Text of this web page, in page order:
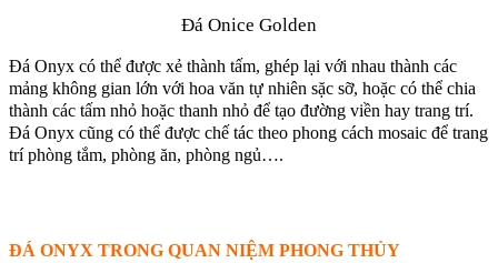
Đá Onice Golden
Đá Onyx có thể được xẻ thành tấm, ghép lại với nhau thành các
mảng không gian lớn với hoa văn tự nhiên sặc sỡ, hoặc có thể chia
thành các tấm nhỏ hoặc thanh nhỏ để tạo đường viền hay trang trí.
Đá Onyx cũng có thể được chế tác theo phong cách mosaic để trang
trí phòng tắm, phòng ăn, phòng ngủ….
ĐÁ ONYX TRONG QUAN NIỆM PHONG THỦY